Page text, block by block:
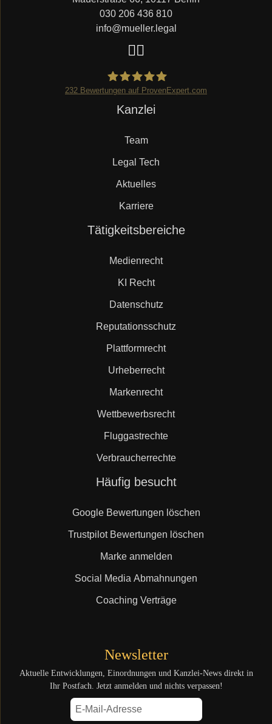
030 206 436 810
info@mueller.legal
Mueller.legal
232 Bewertungen auf ProvenExpert.com
Kanzlei
Team
Legal Tech
Aktuelles
Karriere
Tätigkeitsbereiche
Medienrecht
KI Recht
Datenschutz
Reputationsschutz
Plattformrecht
Urheberrecht
Markenrecht
Wettbewerbsrecht
Fluggastrechte
Verbraucherrechte
Häufig besucht
Google Bewertungen löschen
Trustpilot Bewertungen löschen
Marke anmelden
Social Media Abmahnungen
Coaching Verträge
Newsletter
Aktuelle Entwicklungen, Einordnungen und Kanzlei-News direkt in
Ihr Postfach. Jetzt anmelden und nichts verpassen!